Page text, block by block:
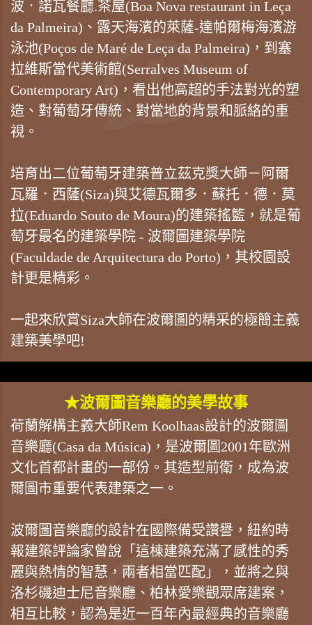
波．諾瓦餐廳.茶屋(Boa Nova restaurant in Leça
da Palmeira)、露天海濱的萊薩-達帕爾梅海濱游
泳池(Poços de Maré de Leça da Palmeira)，到塞
拉維斯當代美術館(Serralves Museum of
Contemporary Art)，看出他高超的手法對光的塑
造、對葡萄牙傳統、對當地的背景和脈絡的重
視。
培育出二位葡萄牙建築普立茲克獎大師－阿爾
瓦羅．西薩(Siza)與艾德瓦爾多．蘇托．德．莫
拉(Eduardo Souto de Moura)的建築搖籃，就是葡
萄牙最名的建築學院 - 波爾圖建築學院
(Faculdade de Arquitectura do Porto)，其校園設
計更是精彩。
一起來欣賞Siza大師在波爾圖的精采的極簡主義
建築美學吧!
★波爾圖音樂廳的美學故事
荷蘭解構主義大師Rem Koolhaas設計的波爾圖
音樂廳(Casa da Música)，是波爾圖2001年歐洲
文化首都計畫的一部份。其造型前衛，成為波
爾圖市重要代表建築之一。
波爾圖音樂廳的設計在國際備受讚譽，紐約時
報建築評論家曾說「這棟建築充滿了感性的秀
麗與熱情的智慧，兩者相當匹配」，並將之與
洛杉磯迪士尼音樂廳、柏林愛樂觀眾席建案，
相互比較，認為是近一百年內最經典的音樂廳